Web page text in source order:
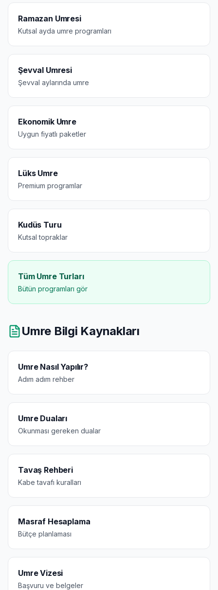
Ramazan Umresi
Kutsal ayda umre programları
Şevval Umresi
Şevval aylarında umre
Ekonomik Umre
Uygun fiyatlı paketler
Lüks Umre
Premium programlar
Kudüs Turu
Kutsal topraklar
Tüm Umre Turları
Bütün programları gör
Umre Bilgi Kaynakları
Umre Nasıl Yapılır?
Adım adım rehber
Umre Duaları
Okunması gereken dualar
Tavaş Rehberi
Kabe tavafı kuralları
Masraf Hesaplama
Bütçe planlaması
Umre Vizesi
Başvuru ve belgeler